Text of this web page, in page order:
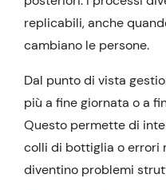
replicabili, anche
cambiano le persone.
Dal punto di vista
più a fine giornata o a
Questo permette di
colli di bottiglia o errori
diventino problemi